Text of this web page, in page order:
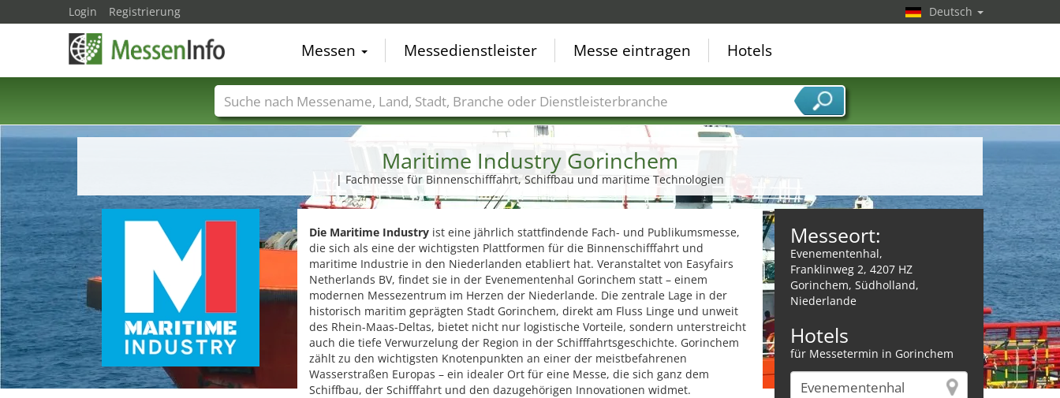
Maritime Industry Gorinchem
| Fachmesse für Binnenschifffahrt, Schiffbau und maritime Technologien
Die Maritime Industryist eine jährlich stattfindende Fach- und Publikumsmesse,
die sich als eine der wichtigsten Plattformen für die Binnenschifffahrt und
maritime Industrie in den Niederlanden etabliert hat. Veranstaltet von Easyfairs
Netherlands BV, findet sie in der Evenementenhal Gorinchem statt – einem
modernen Messezentrum im Herzen der Niederlande. Die zentrale Lage in der
historisch maritim geprägten Stadt Gorinchem, direkt am Fluss Linge und unweit
des Rhein-Maas-Deltas, bietet nicht nur logistische Vorteile, sondern unterstreicht
auch die tiefe Verwurzelung der Region in der Schifffahrtsgeschichte. Gorinchem
zählt zu den wichtigsten Knotenpunkten an einer der meistbefahrenen
Wasserstraßen Europas – ein idealer Ort für eine Messe, die sich ganz dem
Schiffbau, der Schifffahrt und den dazugehörigen Innovationen widmet.
Messeort:
Evenementenhal,
Franklinweg 2, 4207 HZ
Gorinchem, Südholland,
Niederlande
Hotels
für Messetermin in Gorinchem
Login Registrierung Deutsch
Messen Messedienstleister Messe eintragen Hotels
Messenamen Länder Städte Branchen Dienstleisterbranchen